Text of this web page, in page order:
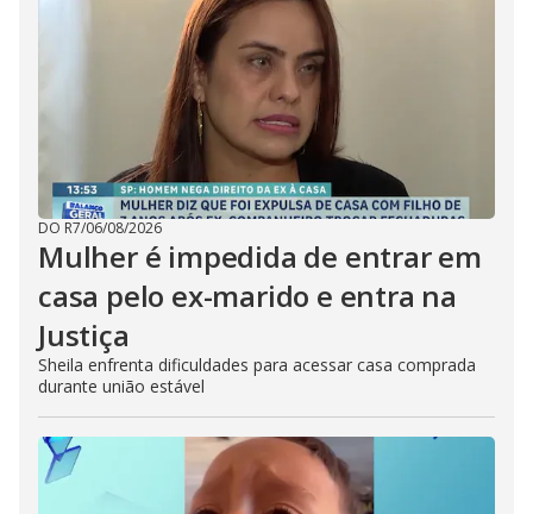
DO R7/06/08/2026
Mulher é impedida de entrar em
casa pelo ex-marido e entra na
Justiça
Sheila enfrenta dificuldades para acessar casa comprada
durante união estável